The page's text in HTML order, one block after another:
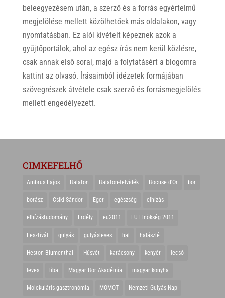
beleegyezésem után, a szerző és a forrás egyértelmű
megjelölése mellett közölhetőek más oldalakon, vagy
nyomtatásban. Ez alól kivételt képeznek azok a
gyűjtőportálok, ahol az egész írás nem kerül közlésre,
csak annak első sorai, majd a folytatásért a blogomra
kattint az olvasó. Írásaimból idézetek formájában
szövegrészek átvétele csak szerző és forrásmegjelölés
mellett engedélyezett.
CIMKEFELHŐ
Ambrus Lajos Balaton Balaton-felvidék Bocuse d'Or bor
borász Csíki Sándor Eger egészség elhízás
elhízástudomány Erdély eu2011 EU Elnökség 2011
Fesztivál gulyás gulyásleves hal halászlé
Heston Blumenthal Húsvét karácsony kenyér lecsó
leves liba Magyar Bor Akadémia magyar konyha
Molekuláris gasztronómia MOMOT Nemzeti Gulyás Nap